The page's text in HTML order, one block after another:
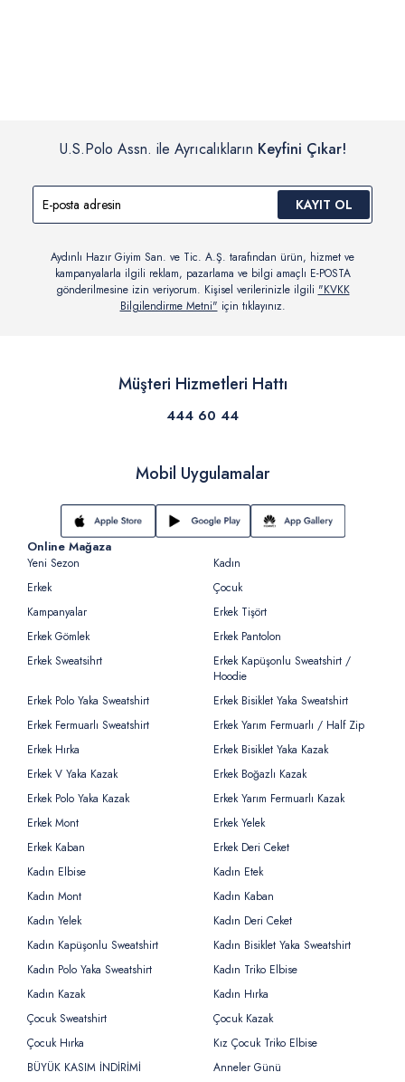
U.S.Polo Assn. ile Ayrıcalıkların Keyfini Çıkar!
KAYIT OL
Aydınlı Hazır Giyim San. ve Tic. A.Ş. tarafından ürün, hizmet ve
kampanyalarla ilgili reklam, pazarlama ve bilgi amaçlı E-POSTA
gönderilmesine izin veriyorum. Kişisel verilerinizle ilgili "KVKK
Bilgilendirme Metni" için tıklayınız.
Müşteri Hizmetleri Hattı
444 60 44
Mobil Uygulamalar
Online Mağaza
Yeni Sezon
Kadın
Erkek
Çocuk
Kampanyalar
Erkek Tişört
Erkek Gömlek
Erkek Pantolon
Erkek Sweatsihrt
Erkek Kapüşonlu Sweatshirt /
Hoodie
Erkek Polo Yaka Sweatshirt
Erkek Bisiklet Yaka Sweatshirt
Erkek Fermuarlı Sweatshirt
Erkek Yarım Fermuarlı / Half Zip
Erkek Hırka
Erkek Bisiklet Yaka Kazak
Erkek V Yaka Kazak
Erkek Boğazlı Kazak
Erkek Polo Yaka Kazak
Erkek Yarım Fermuarlı Kazak
Erkek Mont
Erkek Yelek
Erkek Kaban
Erkek Deri Ceket
Kadın Elbise
Kadın Etek
Kadın Mont
Kadın Kaban
Kadın Yelek
Kadın Deri Ceket
Kadın Kapüşonlu Sweatshirt
Kadın Bisiklet Yaka Sweatshirt
Kadın Polo Yaka Sweatshirt
Kadın Triko Elbise
Kadın Kazak
Kadın Hırka
Çocuk Sweatshirt
Çocuk Kazak
Çocuk Hırka
Kız Çocuk Triko Elbise
BÜYÜK KASIM İNDİRİMİ
Anneler Günü